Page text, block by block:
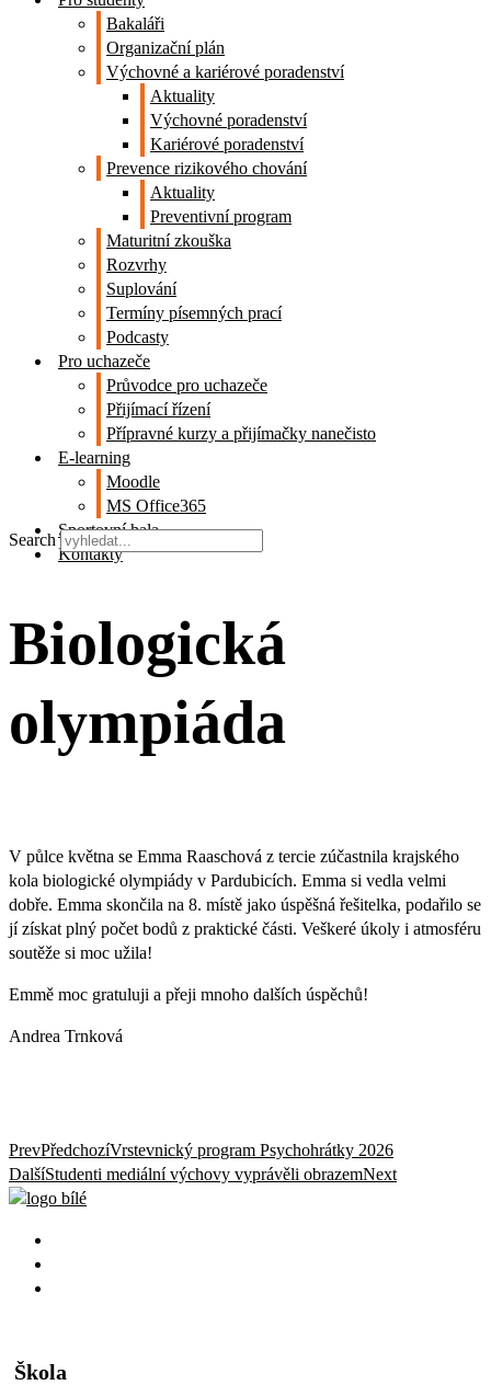
Bakaláři
Organizační plán
Výchovné a kariérové poradenství
Aktuality
Výchovné poradenství
Kariérové poradenství
Prevence rizikového chování
Aktuality
Preventivní program
Maturitní zkouška
Rozvrhy
Suplování
Termíny písemných prací
Podcasty
Pro uchazeče
Průvodce pro uchazeče
Přijímací řízení
Přípravné kurzy a přijímačky nanečisto
E-learning
Moodle
MS Office365
Sportovní hala
Kontakty
Search
Biologická
olympiáda
V půlce května se Emma Raaschová z tercie zúčastnila krajského
kola biologické olympiády v Pardubicích. Emma si vedla velmi
dobře. Emma skončila na 8. místě jako úspěšná řešitelka, podařilo se
jí získat plný počet bodů z praktické části. Veškeré úkoly i atmosféru
soutěže si moc užila!
Emmě moc gratuluji a přeji mnoho dalších úspěchů!
Andrea Trnková
PrevPředchozíVrstevnický program Psychohrátky 2026
DalšíStudenti mediální výchovy vyprávěli obrazemNext
Škola